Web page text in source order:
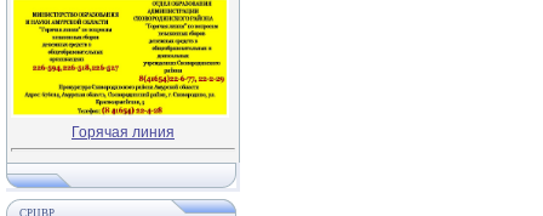
Горячая линия
СРЦВР